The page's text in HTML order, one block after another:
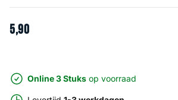
5,90
Online 3 Stuks op voorraad